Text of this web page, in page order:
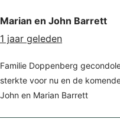
Marian en John Barrett
1 jaar geleden
Familie Doppenberg
sterkte voor nu en de
John en Marian Barrett